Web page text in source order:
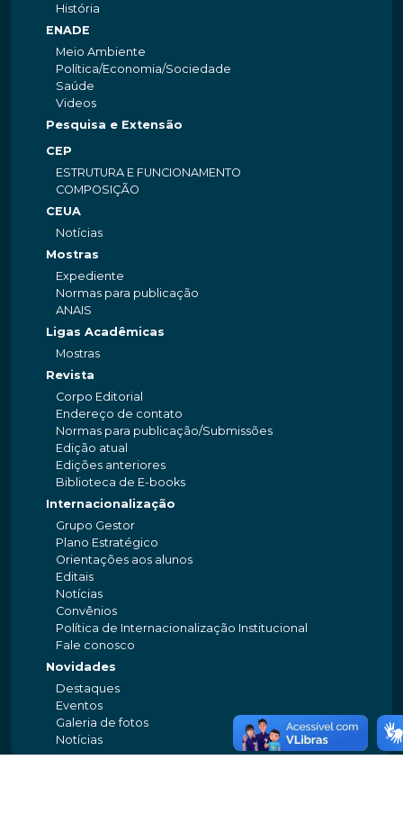
História
ENADE
Meio Ambiente
Política/Economia/Sociedade
Saúde
Videos
Pesquisa e Extensão
CEP
ESTRUTURA E FUNCIONAMENTO
COMPOSIÇÃO
CEUA
Notícias
Mostras
Expediente
Normas para publicação
ANAIS
Ligas Acadêmicas
Mostras
Revista
Corpo Editorial
Endereço de contato
Normas para publicação/Submissões
Edição atual
Edições anteriores
Biblioteca de E-books
Internacionalização
Grupo Gestor
Plano Estratégico
Orientações aos alunos
Editais
Notícias
Convênios
Política de Internacionalização Institucional
Fale conosco
Novidades
Destaques
Eventos
Galeria de fotos
Notícias